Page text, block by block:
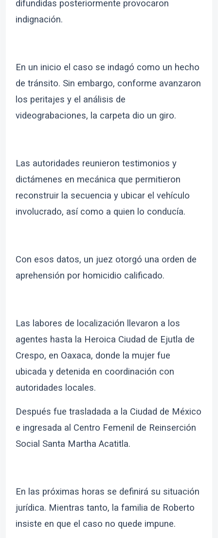
difundidas posteriormente provocaron
indignación.
En un inicio el caso se indagó como un hecho
de tránsito. Sin embargo, conforme avanzaron
los peritajes y el análisis de
videograbaciones, la carpeta dio un giro.
Las autoridades reunieron testimonios y
dictámenes en mecánica que permitieron
reconstruir la secuencia y ubicar el vehículo
involucrado, así como a quien lo conducía.
Con esos datos, un juez otorgó una orden de
aprehensión por homicidio calificado.
Las labores de localización llevaron a los
agentes hasta la Heroica Ciudad de Ejutla de
Crespo, en Oaxaca, donde la mujer fue
ubicada y detenida en coordinación con
autoridades locales.
Después fue trasladada a la Ciudad de México
e ingresada al Centro Femenil de Reinserción
Social Santa Martha Acatitla.
En las próximas horas se definirá su situación
jurídica. Mientras tanto, la familia de Roberto
insiste en que el caso no quede impune.